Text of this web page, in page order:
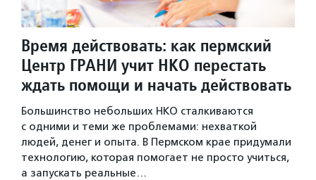
Время действовать: как пермский
Центр ГРАНИ учит НКО перестать
ждать помощи и начать действовать
Большинство небольших НКО сталкиваются
с одними и теми же проблемами: нехваткой
людей, денег и опыта. В Пермском крае придумали
технологию, которая помогает не просто учиться,
а запускать реальные…